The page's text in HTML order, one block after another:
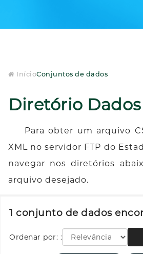
InícioConjuntos de dados
Diretório
Para obter um arquivo
XML no servidor FTP do
navegar nos diretórios
arquivo desejado.
1 conjunto de dados
Ordenar por: